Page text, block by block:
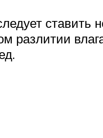
ставить
разлитии